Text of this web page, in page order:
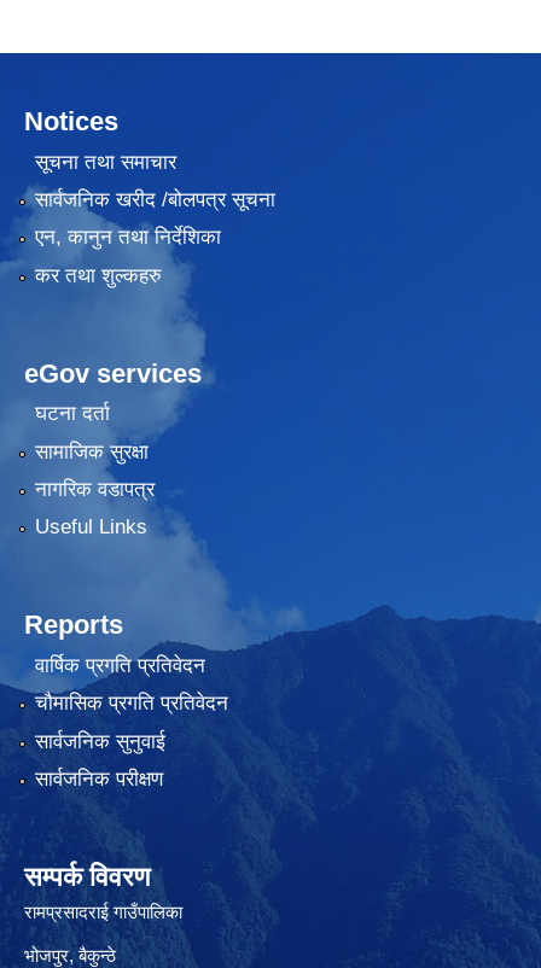
Notices
सूचना तथा समाचार
सार्वजनिक खरीद /बोलपत्र सूचना
एन, कानुन तथा निर्देशिका
कर तथा शुल्कहरु
eGov services
घटना दर्ता
सामाजिक सुरक्षा
नागरिक वडापत्र
Useful Links
Reports
वार्षिक प्रगति प्रतिवेदन
चौमासिक प्रगति प्रतिवेदन
सार्वजनिक सुनुवाई
सार्वजनिक परीक्षण
सम्पर्क विवरण
रामप्रसादराई गाउँपालिका
भोजपुर, बैकुन्ठे